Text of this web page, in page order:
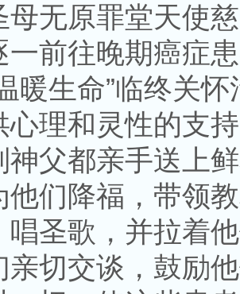
母无原罪堂天使
一前往晚期癌症
暖生命”临终关
心理和灵性的支
神父都亲手送上
他们降福，带领
唱圣歌，并拉着
亲切交谈，鼓励